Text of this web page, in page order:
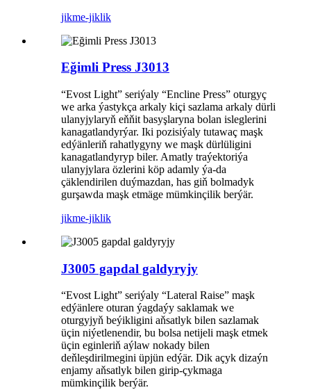
jikme-jiklik
Eğimli Press J3013
“Evost Light” seriýaly “Encline Press” oturgyç
we arka ýastykça arkaly kiçi sazlama arkaly dürli
ulanyjylaryň eňňit basyşlaryna bolan isleglerini
kanagatlandyrýar. Iki pozisiýaly tutawaç maşk
edýänleriň rahatlygyny we maşk dürlüligini
kanagatlandyryp biler. Amatly traýektoriýa
ulanyjylara özlerini köp adamly ýa-da
çäklendirilen duýmazdan, has giň bolmadyk
gurşawda maşk etmäge mümkinçilik berýär.
jikme-jiklik
J3005 gapdal galdyryjy
“Evost Light” seriýaly “Lateral Raise” maşk
edýänlere oturan ýagdaýy saklamak we
oturgyjyň beýikligini aňsatlyk bilen sazlamak
üçin niýetlenendir, bu bolsa netijeli maşk etmek
üçin eginleriň aýlaw nokady bilen
deňleşdirilmegini üpjün edýär. Dik açyk dizaýn
enjamy aňsatlyk bilen girip-çykmaga
mümkinçilik berýär.